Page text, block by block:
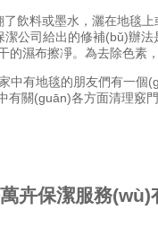
料或墨水，灑在地毯上
潔公司給出的修補(bǔ)辦
的濕布擦凈。為去除色素，
毯的朋友們有一個(gè)好
(guān)各方面清理竅門
萬卉保潔服務